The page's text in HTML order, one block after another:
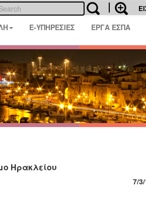
E-ΥΠΗΡΕΣΙΕΣ ΕΡΓΑ ΕΣΠΑ
Ηρακλείου
7/